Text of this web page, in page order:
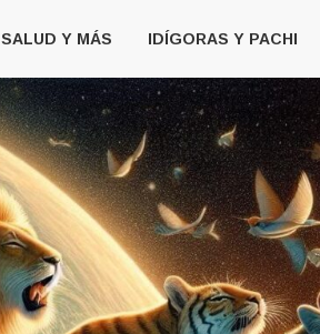
SALUD Y MÁS IDÍGORAS Y PACHI